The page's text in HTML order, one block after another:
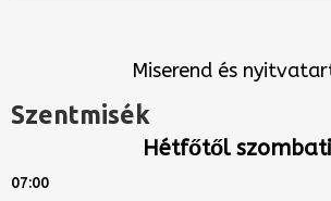
Miserend és
Szentmisék
Hétfőtől
07:00